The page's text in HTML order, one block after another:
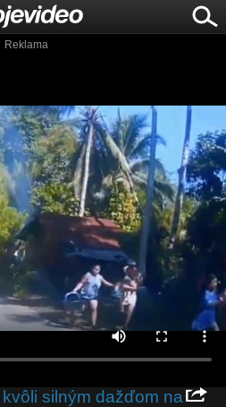
Reklama
silným dažďom na